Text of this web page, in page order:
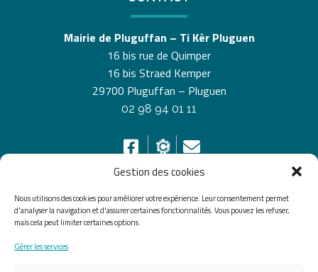
Gestion des cookies
Nous utilisons des cookies pour améliorer votre expérience. Leur consentement permet
d'analyser la navigation et d'assurer certaines fonctionnalités. Vous pouvez les refuser,
mais cela peut limiter certaines options.
Gérer les services
Mairie de Pluguffan – Ti Kêr Pluguen
16 bis rue de Quimper
16 bis Straed Kemper
29700 Pluguffan – Pluguen
02 98 94 01 11
HORAIRES D’OUVERTURE
Du lundi au vendredi de 8h30 à 12h30 et de 13h30 à